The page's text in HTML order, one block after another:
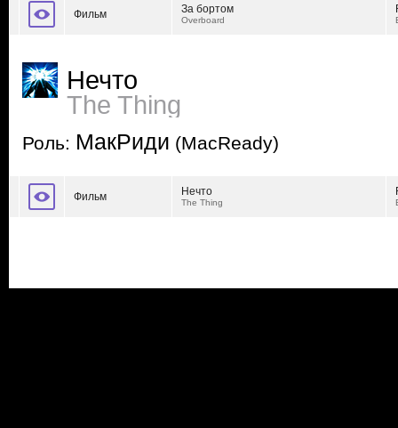
Фильм За бортом
Overboard
Нечто
The Thing
Роль: МакРиди (MacReady)
Фильм Нечто
The Thing